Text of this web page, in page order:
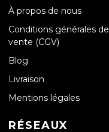
À propos de nous
Conditions générales de
vente (CGV)
Blog
Livraison
Mentions légales
RÉSEAUX